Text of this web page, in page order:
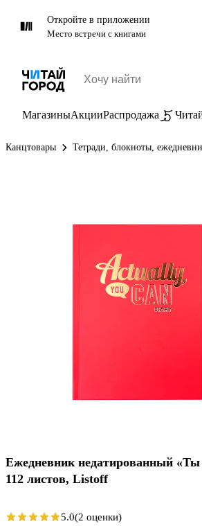
Откройте в приложении
Место встречи с книгами
МагазиныАкцииРаспродажа
Канцтовары Тетради, блокноты,
Ежедневник недатированный
112 листов, Listoff
5.0(2 оценки)